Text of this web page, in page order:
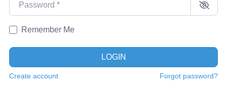
Remember Me
LOGIN
Create account Forgot password?